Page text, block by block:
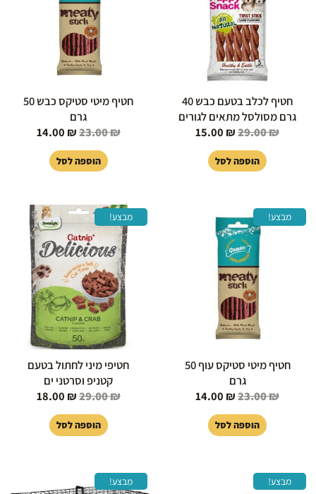
חטיף לכלב בטעם כבש 40
גרם מסולסל מתאים לגורים
29.00₪
15.00 ₪
הוספה לסל
חטיף מיטי סטיקס כבש 50
גרם
23.00₪
14.00 ₪
הוספה לסל
מבצע!
חטיף מיטי סטיקס עוף 50
גרם
23.00₪
המקורי
היה:
23.00 ₪.
14.00 ₪
הוספה לסל
מבצע!
חטיפי מיני לחתול בטעם
קטניפ וסרטני ים
29.00₪
המחיר
המקורי
היה:
29.00 ₪.
18.00 ₪
המחיר
הנוכחי
הוא:
18.00 ₪.
הוספה לסל
מבצע! מבצע!
זה